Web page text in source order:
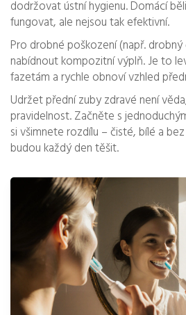
dodržovat ústní hygienu. Domácí
fungovat, ale nejsou tak efektivní.
Pro drobné poškození (např.
nabídnout kompozitní výplň. Je to
fazetám a rychle obnoví vzhled
Udržet přední zuby zdravé není
pravidelnost. Začněte s
si všimnete rozdílu – čisté, bílé a
budou každý den těšit.